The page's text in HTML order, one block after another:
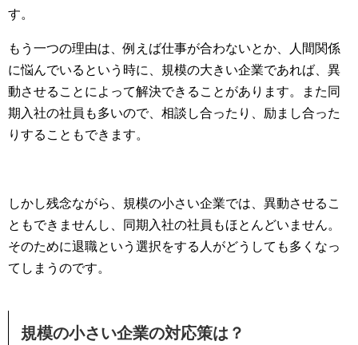
す。
もう一つの理由は、例えば仕事が合わないとか、人間関係
に悩んでいるという時に、規模の大きい企業であれば、異
動させることによって解決できることがあります。また同
期入社の社員も多いので、相談し合ったり、励まし合った
りすることもできます。
しかし残念ながら、規模の小さい企業では、異動させるこ
ともできませんし、同期入社の社員もほとんどいません。
そのために退職という選択をする人がどうしても多くなっ
てしまうのです。
規模の小さい企業の対応策は？